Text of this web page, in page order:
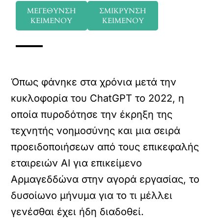
ΜΕΓΕΘΥΝΣΗ
ΚΕΙΜΕΝΟΥ
ΣΜΙΚΡΥΝΣΗ
ΚΕΙΜΕΝΟΥ
Όπως φάνηκε στα χρόνια μετά την
κυκλοφορία του ChatGPT το 2022, η
οποία πυροδότησε την έκρηξη της
τεχνητής νοημοσύνης και μια σειρά
προειδοποιήσεων από τους επικεφαλής
εταιρειών AI για επικείμενο
Αρμαγεδδώνα στην αγορά εργασίας, το
δυσοίωνο μήνυμα για το τι μέλλει
γενέσθαι έχει ήδη διαδοθεί.